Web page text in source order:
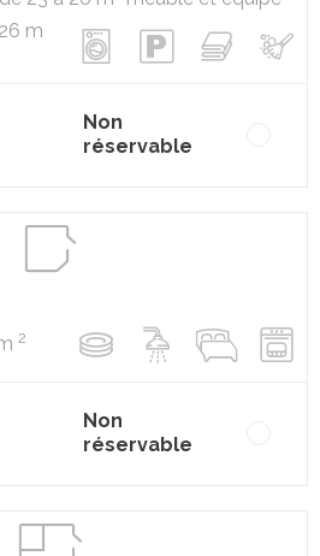
m
Non
réservable
2
Non
réservable